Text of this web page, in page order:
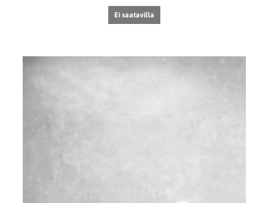
Ei saatavilla